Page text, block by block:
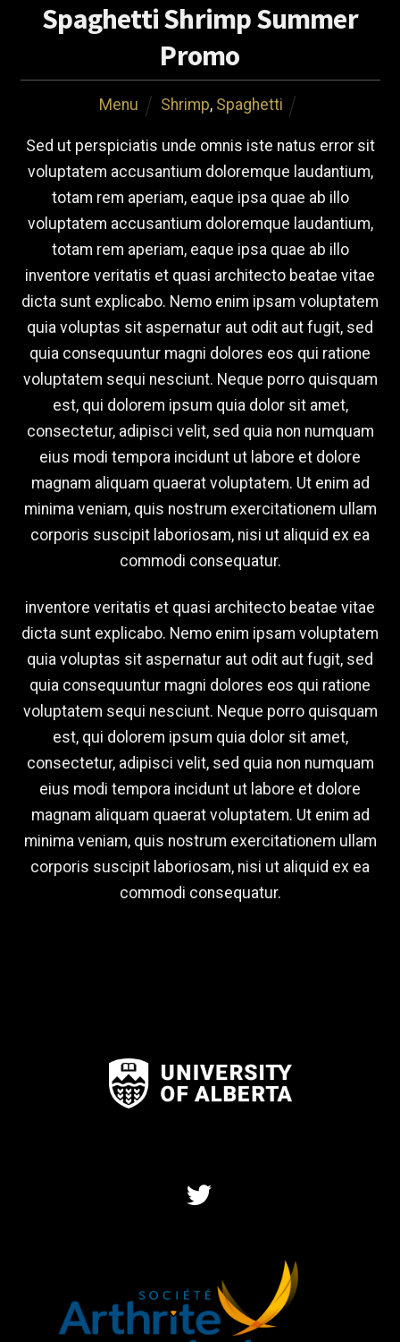
Spaghetti Shrimp Summer
Promo
Menu Shrimp, Spaghetti
Sed ut perspiciatis unde omnis iste natus error sit
voluptatem accusantium doloremque laudantium,
totam rem aperiam, eaque ipsa quae ab illo
voluptatem accusantium doloremque laudantium,
totam rem aperiam, eaque ipsa quae ab illo
inventore veritatis et quasi architecto beatae vitae
dicta sunt explicabo. Nemo enim ipsam voluptatem
quia voluptas sit aspernatur aut odit aut fugit, sed
quia consequuntur magni dolores eos qui ratione
voluptatem sequi nesciunt. Neque porro quisquam
est, qui dolorem ipsum quia dolor sit amet,
consectetur, adipisci velit, sed quia non numquam
eius modi tempora incidunt ut labore et dolore
magnam aliquam quaerat voluptatem. Ut enim ad
minima veniam, quis nostrum exercitationem ullam
corporis suscipit laboriosam, nisi ut aliquid ex ea
commodi consequatur.
inventore veritatis et quasi architecto beatae vitae
dicta sunt explicabo. Nemo enim ipsam voluptatem
quia voluptas sit aspernatur aut odit aut fugit, sed
quia consequuntur magni dolores eos qui ratione
voluptatem sequi nesciunt. Neque porro quisquam
est, qui dolorem ipsum quia dolor sit amet,
consectetur, adipisci velit, sed quia non numquam
eius modi tempora incidunt ut labore et dolore
magnam aliquam quaerat voluptatem. Ut enim ad
minima veniam, quis nostrum exercitationem ullam
corporis suscipit laboriosam, nisi ut aliquid ex ea
commodi consequatur.